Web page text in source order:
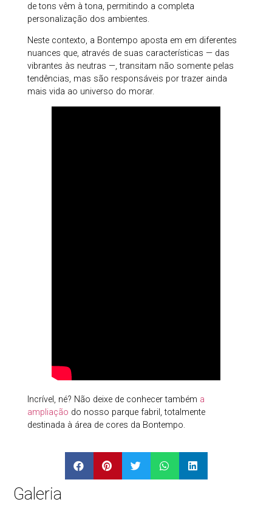
de tons vêm à tona, permitindo a completa
personalização dos ambientes.
Neste contexto, a Bontempo aposta em em diferentes
nuances que, através de suas características — das
vibrantes às neutras —, transitam não somente pelas
tendências, mas são responsáveis por trazer ainda
mais vida ao universo do morar.
Incrível, né? Não deixe de conhecer também a
ampliação do nosso parque fabril, totalmente
destinada à área de cores da Bontempo.
Galeria